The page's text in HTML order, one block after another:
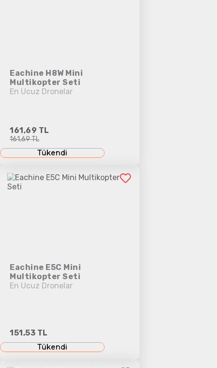
Eachine H8W Mini
Multikopter Seti
En Ucuz Dronelar
161,69 TL
161,69 TL
Tükendi
Eachine E5C Mini
Multikopter Seti
En Ucuz Dronelar
151,53 TL
Tükendi